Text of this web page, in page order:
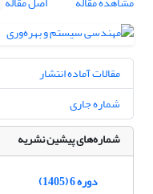
مقالات آماده انتشار
شماره جاری
شماره‌های پیشین نشریه
دوره 6 (1405)